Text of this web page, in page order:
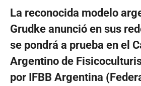
La reconocida modelo
Grudke anunció en sus
se pondrá a prueba en el
Argentino de
por IFBB Argentina